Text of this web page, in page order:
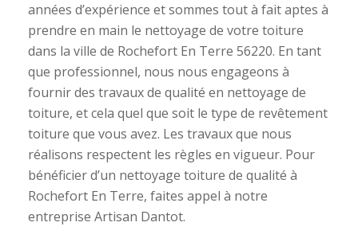
années d’expérience et sommes tout à fait aptes à
prendre en main le nettoyage de votre toiture
dans la ville de Rochefort En Terre 56220. En tant
que professionnel, nous nous engageons à
fournir des travaux de qualité en nettoyage de
toiture, et cela quel que soit le type de revêtement
toiture que vous avez. Les travaux que nous
réalisons respectent les règles en vigueur. Pour
bénéficier d’un nettoyage toiture de qualité à
Rochefort En Terre, faites appel à notre
entreprise Artisan Dantot.